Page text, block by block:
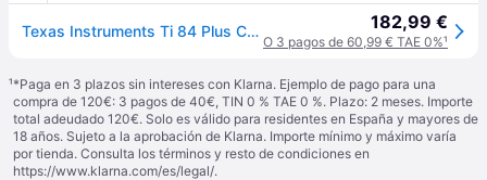
Texas Instruments Ti 84 Plus Ce-t Phyton Edition Calculator Negro 182,99 €
O 3 pagos de 60,99 € TAE 0%¹
¹*Paga en 3 plazos sin intereses con Klarna. Ejemplo de pago para una
compra de 120€: 3 pagos de 40€, TIN 0 % TAE 0 %. Plazo: 2 meses. Importe
total adeudado 120€. Solo es válido para residentes en España y mayores de
18 años. Sujeto a la aprobación de Klarna. Importe mínimo y máximo varía
por tienda. Consulta los términos y resto de condiciones en
https://www.klarna.com/es/legal/.